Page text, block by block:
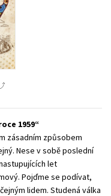
Poézia
- náučné pre deti
Young adult (SK)
1959
zásadním způsobem
Nese v sobě poslední
let
Pojďme se podívat,
lidem. Studená válka